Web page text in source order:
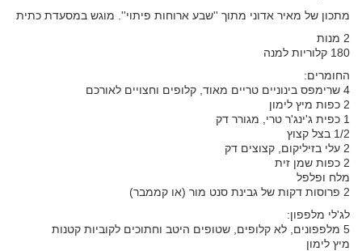
מתכון של מאיר אדוני מתוך ''שבע ארוחות פיתוי''. מוגש במסעדת כתית
2 מנות
180 קלוריות למנה
החומרים:
4 שרימפס בינוניים טריים מאוד, קלופים וחצויים לאורכם
2 כפות מיץ לימון
1 כפית ג'ינג'ר טרי, מגורר דק
1/2 בצל קצוץ
2 עלי בזיליקום, קצוצים דק
2 כפות שמן זית
מלח ופלפל
2 פרוסות דקות של גבינת סנט מור (או קממבר)
לג'לי מלפפון:
5 מלפפונים, לא קלופים, שטופים היטב וחתוכים לקוביות קטנות
מיץ לימון